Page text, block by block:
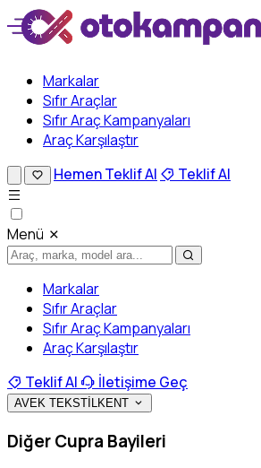
Markalar
Sıfır Araçlar
Sıfır Araç Kampanyaları
Araç Karşılaştır
Hemen Teklif Al Teklif Al
Menü
Markalar
Sıfır Araçlar
Sıfır Araç Kampanyaları
Araç Karşılaştır
Teklif Al
İletişime Geç
AVEK TEKSTİLKENT
Diğer Cupra Bayileri